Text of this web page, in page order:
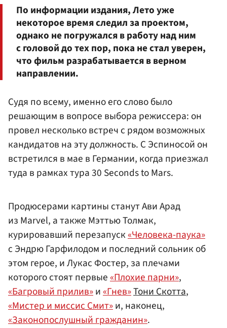
По информации издания, Лето уже
некоторое время следил за проектом,
однако не погружался в работу над ним
с головой до тех пор, пока не стал уверен,
что фильм разрабатывается в верном
направлении.
Судя по всему, именно его слово было
решающим в вопросе выбора режиссера: он
провел несколько встреч с рядом возможных
кандидатов на эту должность. С Эспиносой он
встретился в мае в Германии, когда приезжал
туда в рамках тура 30 Seconds to Mars.
Продюсерами картины станут Ави Арад
из Marvel, а также Мэттью Толмак,
курировавший перезапуск«Человека-паука»
с Эндрю Гарфилодом и последний сольник об
этом герое, и Лукас Фостер, за плечами
которого стоят первые«Плохие парни»,
«Багровый прилив»и«Гнев»Тони Скотта,
«Мистер и миссис Смит»и, наконец,
«Законопослушный гражданин».